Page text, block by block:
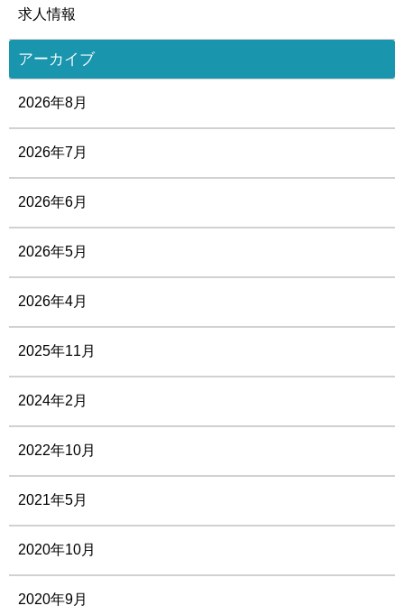
求人情報
アーカイブ
2026年8月
2026年7月
2026年6月
2026年5月
2026年4月
2025年11月
2024年2月
2022年10月
2021年5月
2020年10月
2020年9月